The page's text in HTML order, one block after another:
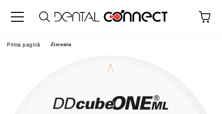
Prima pagină Zirconiu